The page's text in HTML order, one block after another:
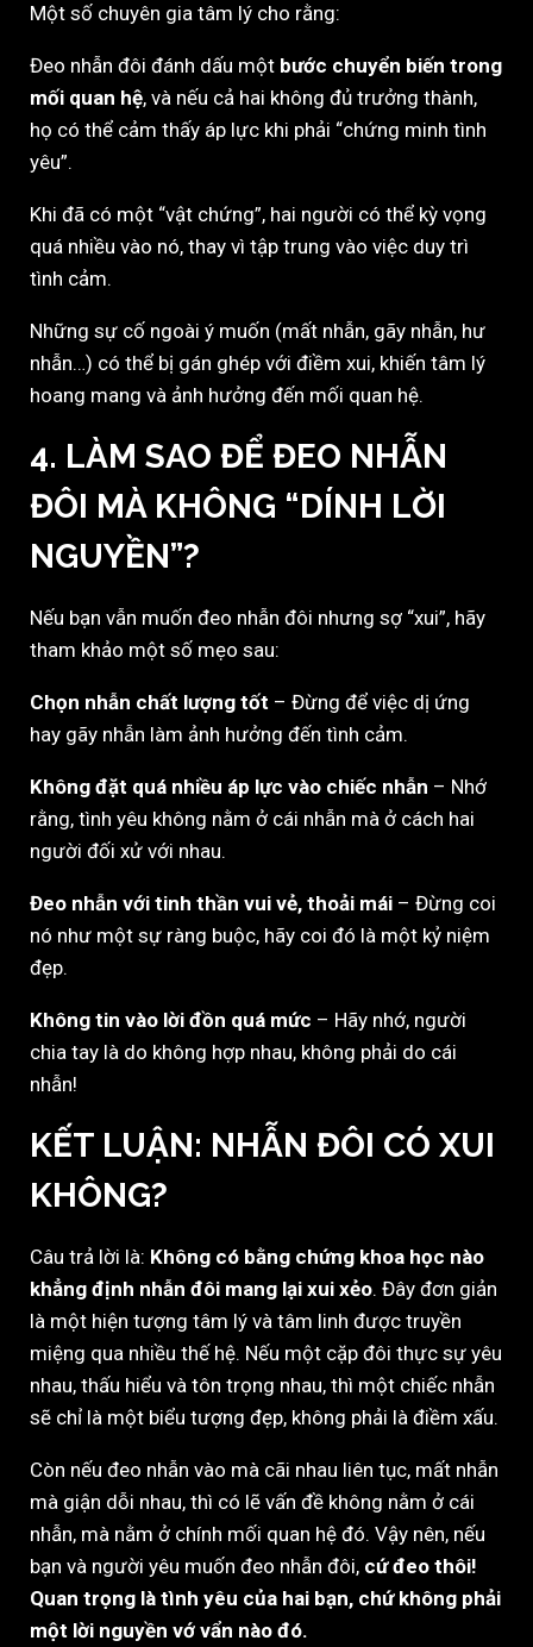
Một số chuyên gia tâm lý cho rằng:
Đeo nhẫn đôi đánh dấu một bước chuyển biến trong
mối quan hệ, và nếu cả hai không đủ trưởng thành,
họ có thể cảm thấy áp lực khi phải “chứng minh tình
yêu”.
Khi đã có một “vật chứng”, hai người có thể kỳ vọng
quá nhiều vào nó, thay vì tập trung vào việc duy trì
tình cảm.
Những sự cố ngoài ý muốn (mất nhẫn, gãy nhẫn, hư
nhẫn…) có thể bị gán ghép với điềm xui, khiến tâm lý
hoang mang và ảnh hưởng đến mối quan hệ.
4. LÀM SAO ĐỂ ĐEO NHẪN
ĐÔI MÀ KHÔNG “DÍNH LỜI
NGUYỀN”?
Nếu bạn vẫn muốn đeo nhẫn đôi nhưng sợ “xui”, hãy
tham khảo một số mẹo sau:
Chọn nhẫn chất lượng tốt – Đừng để việc dị ứng
hay gãy nhẫn làm ảnh hưởng đến tình cảm.
Không đặt quá nhiều áp lực vào chiếc nhẫn – Nhớ
rằng, tình yêu không nằm ở cái nhẫn mà ở cách hai
người đối xử với nhau.
Đeo nhẫn với tinh thần vui vẻ, thoải mái – Đừng coi
nó như một sự ràng buộc, hãy coi đó là một kỷ niệm
đẹp.
Không tin vào lời đồn quá mức – Hãy nhớ, người
chia tay là do không hợp nhau, không phải do cái
nhẫn!
KẾT LUẬN: NHẪN ĐÔI CÓ XUI
KHÔNG?
Câu trả lời là: Không có bằng chứng khoa học nào
khẳng định nhẫn đôi mang lại xui xẻo. Đây đơn giản
là một hiện tượng tâm lý và tâm linh được truyền
miệng qua nhiều thế hệ. Nếu một cặp đôi thực sự yêu
nhau, thấu hiểu và tôn trọng nhau, thì một chiếc nhẫn
sẽ chỉ là một biểu tượng đẹp, không phải là điềm xấu.
Còn nếu đeo nhẫn vào mà cãi nhau liên tục, mất nhẫn
mà giận dỗi nhau, thì có lẽ vấn đề không nằm ở cái
nhẫn, mà nằm ở chính mối quan hệ đó. Vậy nên, nếu
bạn và người yêu muốn đeo nhẫn đôi, cứ đeo thôi!
Quan trọng là tình yêu của hai bạn, chứ không phải
một lời nguyền vớ vẩn nào đó.